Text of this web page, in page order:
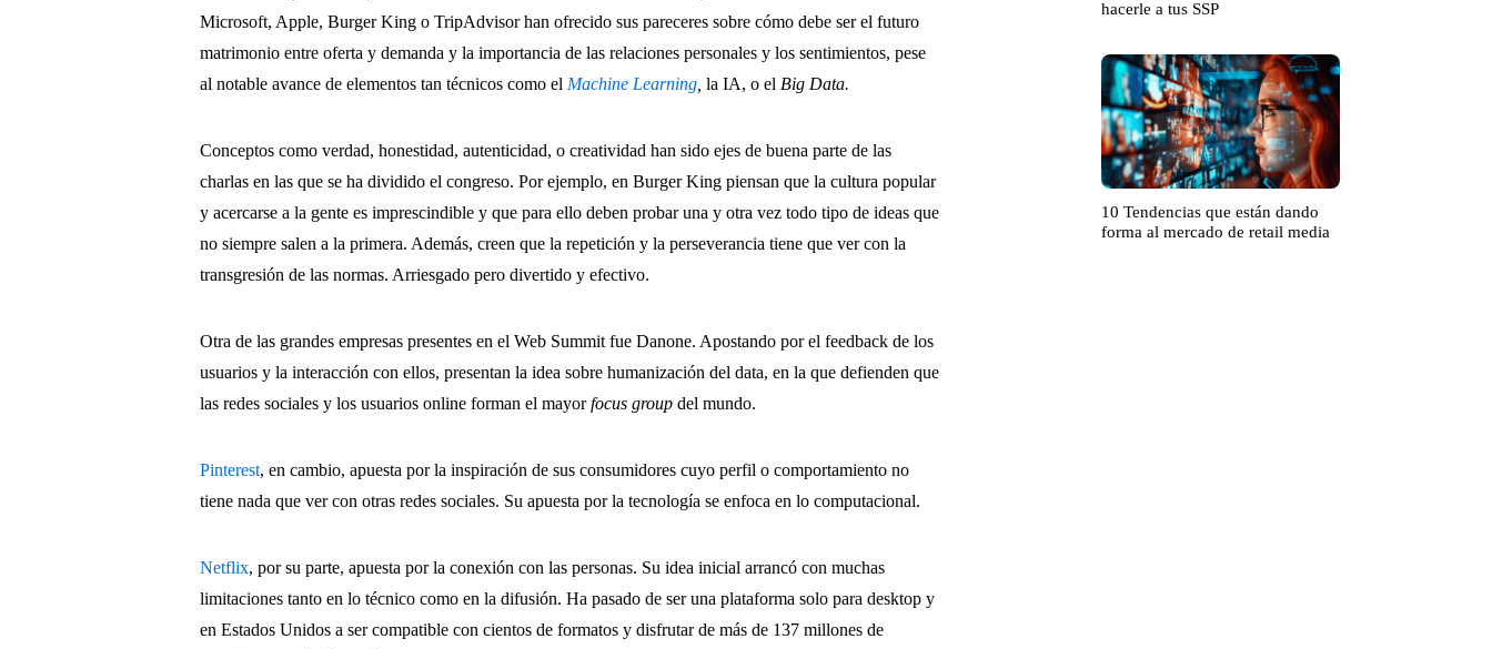
Microsoft, Apple, Burger King o TripAdvisor han ofrecido sus pareceres sobre cómo debe ser el futuro
matrimonio entre oferta y demanda y la importancia de las relaciones personales y los sentimientos, pese
al notable avance de elementos tan técnicos como el Machine Learning ,la IA, o el Big Data.
Conceptos como verdad, honestidad, autenticidad, o creatividad han sido ejes de buena parte de las
charlas en las que se ha dividido el congreso. Por ejemplo, en Burger King piensan que la cultura popular
y acercarse a la gente es imprescindible y que para ello deben probar una y otra vez todo tipo de ideas que
no siempre salen a la primera. Además, creen que la repetición y la perseverancia tiene que ver con la
transgresión de las normas. Arriesgado pero divertido y efectivo.
Otra de las grandes empresas presentes en el Web Summit fue Danone. Apostando por el feedback de los
usuarios y la interacción con ellos, presentan la idea sobre humanización del data, en la que defienden que
las redes sociales y los usuarios online forman el mayorfocus group del mundo.
Pinterest, en cambio, apuesta por la inspiración de sus consumidores cuyo perfil o comportamiento no
tiene nada que ver con otras redes sociales. Su apuesta por la tecnología se enfoca en lo computacional.
Netflix, por su parte, apuesta por la conexión con las personas. Su idea inicial arrancó con muchas
limitaciones tanto en lo técnico como en la difusión. Ha pasado de ser una plataforma solo para desktop y
en Estados Unidos a ser compatible con cientos de formatos y disfrutar de más de 137 millones de
hacerle a tus SSP
10 Tendencias que están dando
forma al mercado de retail media